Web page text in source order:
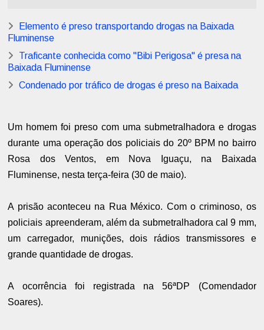
Elemento é preso transportando drogas na Baixada
Fluminense
Traficante conhecida como "Bibi Perigosa" é presa na
Baixada Fluminense
Condenado por tráfico de drogas é preso na Baixada
Um homem foi preso com uma submetralhadora e drogas
durante uma operação dos policiais do 20º BPM no bairro
Rosa dos Ventos, em Nova Iguaçu, na Baixada
Fluminense, nesta terça-feira (30 de maio).
A prisão aconteceu na Rua México. Com o criminoso, os
policiais apreenderam, além da submetralhadora cal 9 mm,
um carregador, munições, dois rádios transmissores e
grande quantidade de drogas.
A ocorrência foi registrada na 56ªDP (Comendador
Soares).